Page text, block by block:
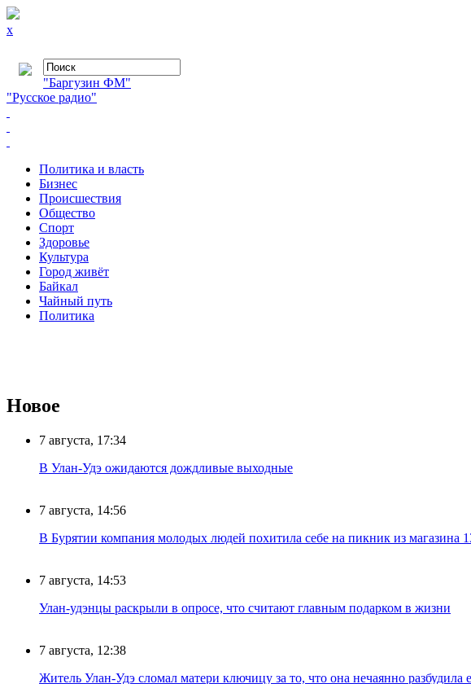
x
"Баргузин ФМ"
"Русское радио"
Политика и власть
Бизнес
Происшествия
Общество
Cпорт
Здоровье
Культура
Город живёт
Байкал
Чайный путь
Политика
Новое
7 августа, 17:34
В Улан-Удэ ожидаются дождливые выходные
7 августа, 14:56
В Бурятии компания молодых людей похитила себе на пикник из магазина
7 августа, 14:53
Улан-удэнцы раскрыли в опросе, что считают главным подарком в жизни
7 августа, 12:38
Житель Улан-Удэ сломал матери ключицу за то, что она нечаянно разбудила